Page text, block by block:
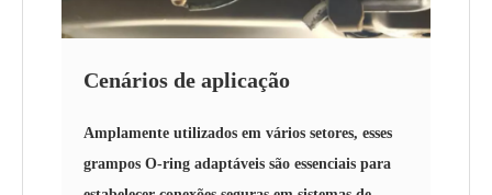
Cenários de aplicação
Amplamente utilizados em vários setores, esses
grampos O-ring adaptáveis ​​são essenciais para